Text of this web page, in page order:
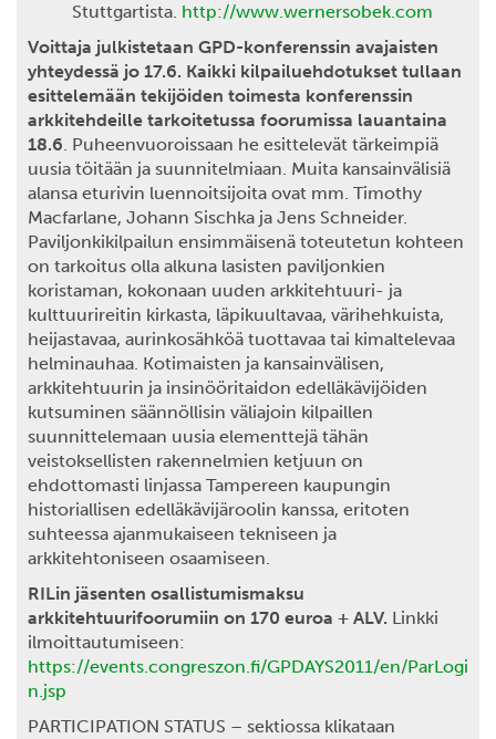
Stuttgartista. http://www.wernersobek.com
Voittaja julkistetaan GPD-konferenssin avajaisten
yhteydessä jo 17.6. Kaikki kilpailuehdotukset tullaan
esittelemään tekijöiden toimesta konferenssin
arkkitehdeille tarkoitetussa foorumissa lauantaina
18.6. Puheenvuoroissaan he esittelevät tärkeimpiä
uusia töitään ja suunnitelmiaan. Muita kansainvälisiä
alansa eturivin luennoitsijoita ovat mm. Timothy
Macfarlane, Johann Sischka ja Jens Schneider.
Paviljonkikilpailun ensimmäisenä toteutetun kohteen
on tarkoitus olla alkuna lasisten paviljonkien
koristaman, kokonaan uuden arkkitehtuuri- ja
kulttuurireitin kirkasta, läpikuultavaa, värihehkuista,
heijastavaa, aurinkosähköä tuottavaa tai kimaltelevaa
helminauhaa. Kotimaisten ja kansainvälisen,
arkkitehtuurin ja insinööritaidon edelläkävijöiden
kutsuminen säännöllisin väliajoin kilpaillen
suunnittelemaan uusia elementtejä tähän
veistoksellisten rakennelmien ketjuun on
ehdottomasti linjassa Tampereen kaupungin
historiallisen edelläkävijäroolin kanssa, eritoten
suhteessa ajanmukaiseen tekniseen ja
arkkitehtoniseen osaamiseen.
RILin jäsenten osallistumismaksu
arkkitehtuurifoorumiin on 170 euroa + ALV. Linkki
ilmoittautumiseen:
https://events.congreszon.fi/GPDAYS2011/en/ParLogi
n.jsp
PARTICIPATION STATUS – sektiossa klikataan